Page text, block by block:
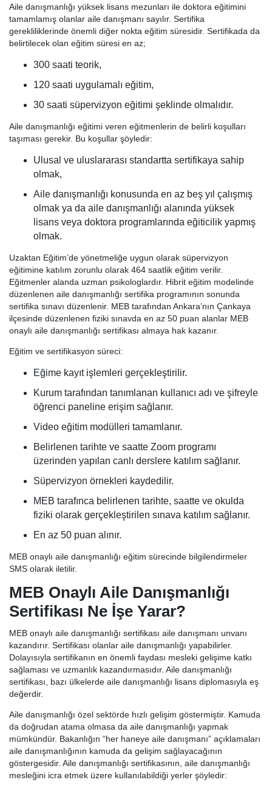
Aile danışmanlığı yüksek lisans mezunları ile doktora eğitimini
tamamlamış olanlar aile danışmanı sayılır. Sertifika
gerekliliklerinde önemli diğer nokta eğitim süresidir. Sertifikada da
belirtilecek olan eğitim süresi en az;
300 saati teorik,
120 saati uygulamalı eğitim,
30 saati süpervizyon eğitimi şeklinde olmalıdır.
Aile danışmanlığı eğitimi veren eğitmenlerin de belirli koşulları
taşıması gerekir. Bu koşullar şöyledir:
Ulusal ve uluslararası standartta sertifikaya sahip
olmak,
Aile danışmanlığı konusunda en az beş yıl çalışmış
olmak ya da aile danışmanlığı alanında yüksek
lisans veya doktora programlarında eğiticilik yapmış
olmak.
Uzaktan Eğitim’de yönetmeliğe uygun olarak süpervizyon
eğitimine katılım zorunlu olarak 464 saatlik eğitim verilir.
Eğitmenler alanda uzman psikologlardır. Hibrit eğitim modelinde
düzenlenen aile danışmanlığı sertifika programının sonunda
sertifika sınavı düzenlenir. MEB tarafından Ankara’nın Çankaya
ilçesinde düzenlenen fiziki sınavda en az 50 puan alanlar MEB
onaylı aile danışmanlığı sertifikası almaya hak kazanır.
Eğitim ve sertifikasyon süreci:
Eğime kayıt işlemleri gerçekleştirilir.
Kurum tarafından tanımlanan kullanıcı adı ve şifreyle
öğrenci paneline erişim sağlanır.
Video eğitim modülleri tamamlanır.
Belirlenen tarihte ve saatte Zoom programı
üzerinden yapılan canlı derslere katılım sağlanır.
Süpervizyon örnekleri kaydedilir.
MEB tarafınca belirlenen tarihte, saatte ve okulda
fiziki olarak gerçekleştirilen sınava katılım sağlanır.
En az 50 puan alınır.
MEB onaylı aile danışmanlığı eğitim sürecinde bilgilendirmeler
SMS olarak iletilir.
MEB Onaylı Aile Danışmanlığı
Sertifikası Ne İşe Yarar?
MEB onaylı aile danışmanlığı sertifikası aile danışmanı unvanı
kazandırır. Sertifikası olanlar aile danışmanlığı yapabilirler.
Dolayısıyla sertifikanın en önemli faydası mesleki gelişime katkı
sağlaması ve uzmanlık kazandırmasıdır. Aile danışmanlığı
sertifikası, bazı ülkelerde aile danışmanlığı lisans diplomasıyla eş
değerdir.
Aile danışmanlığı özel sektörde hızlı gelişim göstermiştir. Kamuda
da doğrudan atama olmasa da aile danışmanlığı yapmak
mümkündür. Bakanlığın “her haneye aile danışmanı” açıklamaları
aile danışmanlığının kamuda da gelişim sağlayacağının
göstergesidir. Aile danışmanlığı sertifikasının, aile danışmanlığı
mesleğini icra etmek üzere kullanılabildiği yerler şöyledir: